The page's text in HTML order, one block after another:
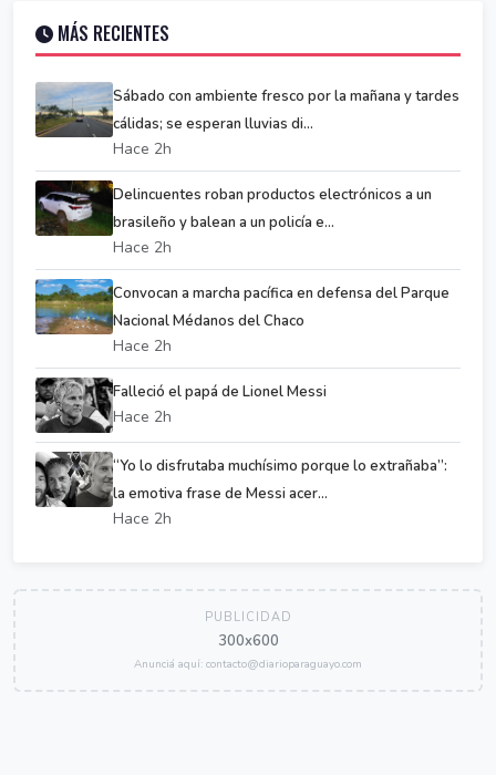
MÁS RECIENTES
Sábado con ambiente fresco por la mañana y tardes
cálidas; se esperan lluvias di...
Hace 2h
Delincuentes roban productos electrónicos a un
brasileño y balean a un policía e...
Hace 2h
Convocan a marcha pacífica en defensa del Parque
Nacional Médanos del Chaco
Hace 2h
Falleció el papá de Lionel Messi
Hace 2h
“Yo lo disfrutaba muchísimo porque lo extrañaba”:
la emotiva frase de Messi acer...
Hace 2h
PUBLICIDAD
300x600
Anunciá aquí: contacto@diarioparaguayo.com